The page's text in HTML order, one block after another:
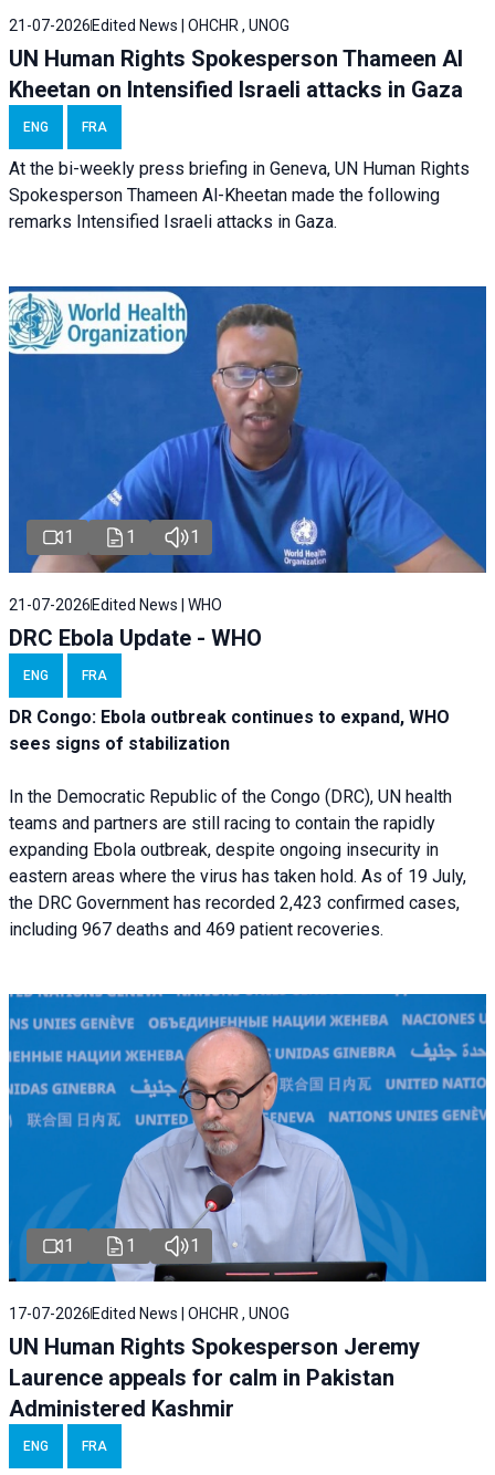
21-07-2026 Edited News | OHCHR , UNOG
UN Human Rights Spokesperson Thameen Al
Kheetan on Intensified Israeli attacks in Gaza
ENG FRA
At the bi-weekly press briefing in Geneva, UN Human Rights
Spokesperson Thameen Al-Kheetan made the following
remarks Intensified Israeli attacks in Gaza.
1 1 1
21-07-2026 Edited News | WHO
DRC Ebola Update - WHO
ENG FRA
DR Congo: Ebola outbreak continues to expand, WHO
sees signs of stabilization
In the Democratic Republic of the Congo (DRC), UN health
teams and partners are still racing to contain the rapidly
expanding Ebola outbreak, despite ongoing insecurity in
eastern areas where the virus has taken hold. As of 19 July,
the DRC Government has recorded 2,423 confirmed cases,
including 967 deaths and 469 patient recoveries.
1 1 1
17-07-2026 Edited News | OHCHR , UNOG
UN Human Rights Spokesperson Jeremy
Laurence appeals for calm in Pakistan
Administered Kashmir
ENG FRA